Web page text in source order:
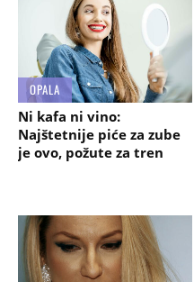
OPALA
Ni kafa ni vino:
Najštetnije piće za zube
je ovo, požute za tren